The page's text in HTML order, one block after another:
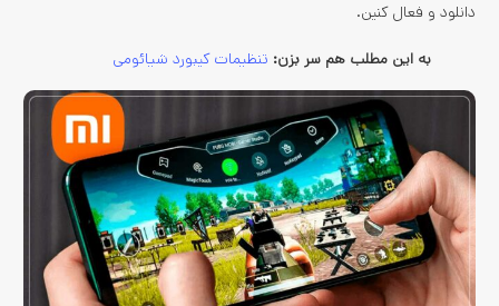
دانلود و فعال کنین.
به این مطلب هم سر بزن: تنظیمات کیبورد شیائومی